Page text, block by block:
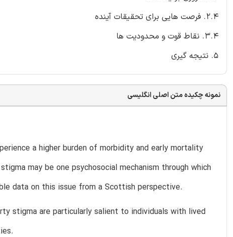
2.4. فرصت هایی برای تحقیقات آینده
3.4. نقاط قوت و محدودیت ها
5. نتیجه گیری
نمونه چکیده متن اصلی انگلیسی
a higher burden of morbidity and early mortality
may be one psychosocial mechanism through which
data on this issue from a Scottish perspective.
stigma are particularly salient to individuals with lived